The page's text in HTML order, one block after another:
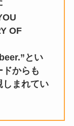
OF
とい
ドからも
しまれてい